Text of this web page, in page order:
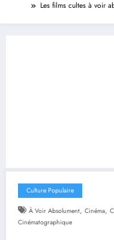
Les films cultes à voir
Culture Populaire
À Voir Absolument, Cinéma,
Cinématographique